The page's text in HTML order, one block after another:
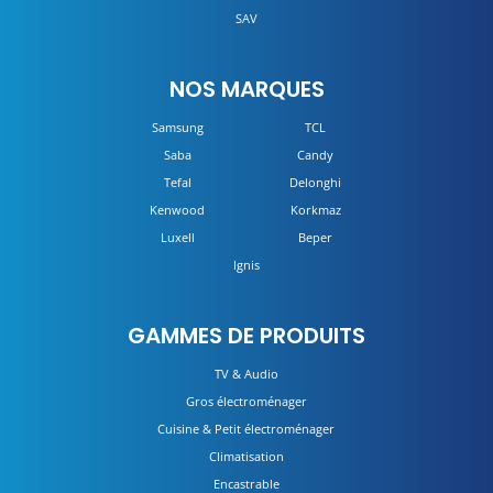
SAV
NOS MARQUES
Samsung
TCL
Saba
Candy
Tefal
Delonghi
Kenwood
Korkmaz
Luxell
Beper
Ignis
GAMMES DE PRODUITS
TV & Audio
Gros électroménager
Cuisine & Petit électroménager
Climatisation
Encastrable